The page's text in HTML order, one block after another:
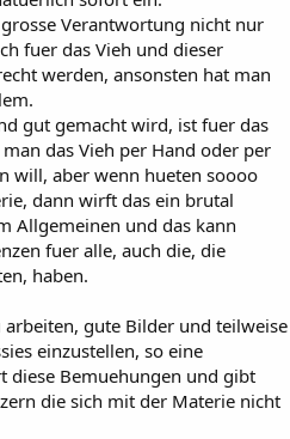
Verantwortung nicht nur
fuer das Vieh und dieser
werden, ansonsten hat man
gut gemacht wird, ist fuer das
das Vieh per Hand oder per
will, aber wenn hueten soooo
dann wirft das ein brutal
Allgemeinen und das kann
fuer alle, auch die, die
haben.
gute Bilder und teilweise
einzustellen, so eine
diese Bemuehungen und gibt
die sich mit der Materie nicht